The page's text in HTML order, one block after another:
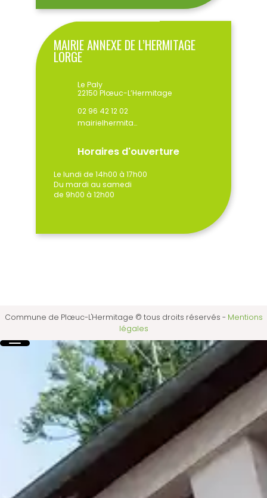
MAIRIE ANNEXE DE L’HERMITAGE
LORGE
Le Paly
22150 Plœuc-L’Hermitage
02 96 42 12 02
mairielhermitage@ploeuclhermitage.bzh
Horaires d'ouverture
Le lundi de 14h00 à 17h00
Du mardi au samedi
de 9h00 à 12h00
Commune de Plœuc-L'Hermitage © tous droits réservés - Mentions
légales